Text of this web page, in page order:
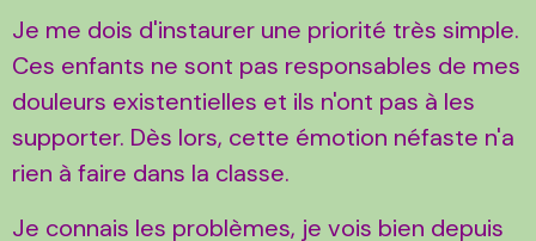
Je me dois d'instaurer une priorité très simple.
Ces enfants ne sont pas responsables de mes
douleurs existentielles et ils n'ont pas à les
supporter. Dès lors, cette émotion néfaste n'a
rien à faire dans la classe.
Je connais les problèmes, je vois bien depuis